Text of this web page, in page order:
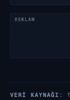
VERI KAYNAĞI: